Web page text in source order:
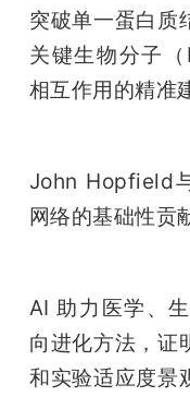
突破单一蛋白质
关键生物分子（
相互作用的精准
John Hopfield
网络的基础性贡
AI 助力医学、
向进化方法，证
和实验适应度景